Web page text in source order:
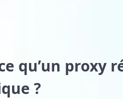
qu’un proxy
?